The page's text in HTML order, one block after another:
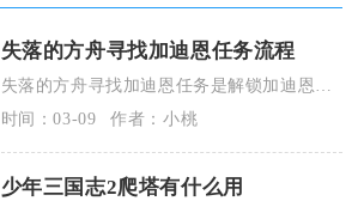
失落的方舟寻找加迪恩任务流程
失落的方舟寻找加迪恩任务是解锁加迪恩讨
伐副本的关键前置任务，角色达到50级且主
线推进至贝隆
时间：03-09 作者：小桃
少年三国志2爬塔有什么用